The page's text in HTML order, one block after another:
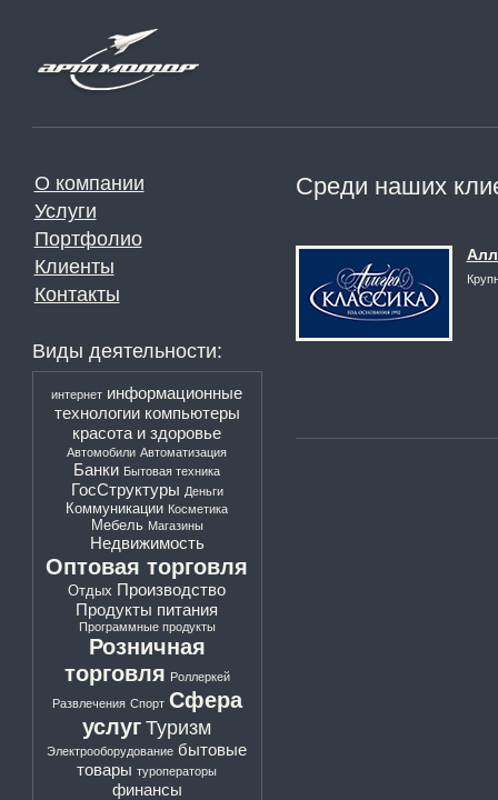
О компании
Услуги
Портфолио
Клиенты
Контакты
Виды деятельности:
интернет информационные
технологии компьютеры
красота и здоровье
Автомобили Автоматизация
Банки Бытовая техника
ГосСтруктуры Деньги
Коммуникации Косметика
Мебель Магазины
Недвижимость
Оптовая торговля
Отдых Производство
Продукты питания
Программные продукты
Розничная
торговля Роллеркей
Развлечения Спорт Сфера
услуг Туризм
Электрооборудование бытовые
товары туроператоры
финансы
Среди наших